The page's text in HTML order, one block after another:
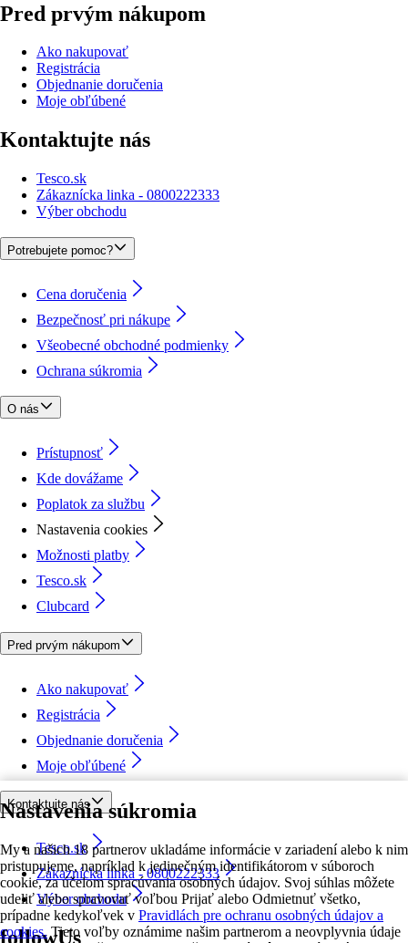
Nastavenia súkromia
My a našich 18 partnerov ukladáme informácie v zariadení alebo k nim
pristupujeme, napríklad k jedinečným identifikátorom v súboroch
cookie, za účelom spracúvania osobných údajov. Svoj súhlas môžete
udeliť alebo spravovať voľbou Prijať alebo Odmietnuť všetko,
prípadne kedykoľvek v Pravidlách pre ochranu osobných údajov a
cookies. Tieto voľby oznámime našim partnerom a neovplyvnia údaje
Pred prvým nákupom
Ako nakupovať
Registrácia
Objednanie doručenia
Moje obľúbené
Kontaktujte nás
Tesco.sk
Zákaznícka linka - 0800222333
Výber obchodu
Potrebujete pomoc?
Cena doručenia
Bezpečnosť pri nákupe
Všeobecné obchodné podmienky
Ochrana súkromia
O nás
Prístupnosť
Kde dovážame
Poplatok za službu
Nastavenia cookies
Možnosti platby
Tesco.sk
Clubcard
Pred prvým nákupom
Ako nakupovať
Registrácia
Objednanie doručenia
Moje obľúbené
Kontaktujte nás
Tesco.sk
Zákaznícka linka - 0800222333
Výber obchodu
followUs